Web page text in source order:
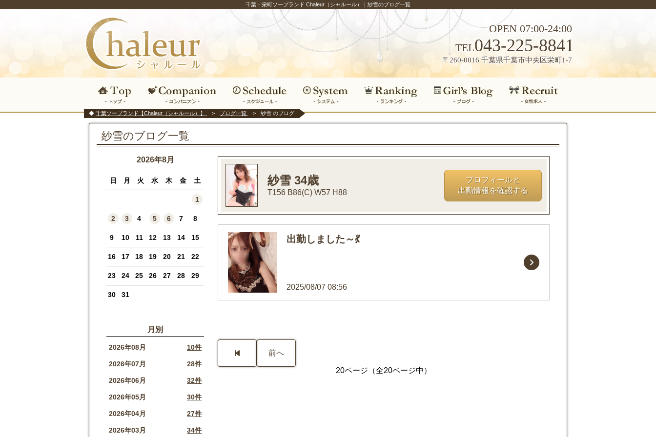
千葉・栄町ソープランド Chaleur（シャルール）｜紗雪のブログ一覧
OPEN 07:00-24:00
TEL043-225-8841
〒260-0016 千葉県千葉市中央区栄町1-7
千葉ソープランド【Chaleur（シャルール）】 ブログ一覧 紗雪 のブログ
紗雪のブログ一覧
2026年8月
日 月 火 水 木 金 土
1
2 3 4 5 6 7 8
9 10 11 12 13 14 15
16 17 18 19 20 21 22
23 24 25 26 27 28 29
30 31
月別
2026年08月 10件
2026年07月 28件
2026年06月 32件
2026年05月 30件
2026年04月 27件
2026年03月 34件
紗雪 34歳
T156 B86(C) W57 H88
プロフィールと
出勤情報を確認する
出勤しました～💃
2025/08/07 08:56
前へ
20ページ（全20ページ中）